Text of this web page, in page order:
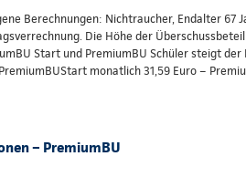
Berechnungen: Nichtraucher, Endalter 67
Die Höhe der
Start und PremiumBU Schüler steigt
monatlich 31,59 Euro –
– PremiumBU